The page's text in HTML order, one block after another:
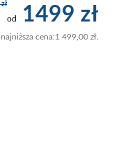
od 1499 zł
cena:1 499,00 zł